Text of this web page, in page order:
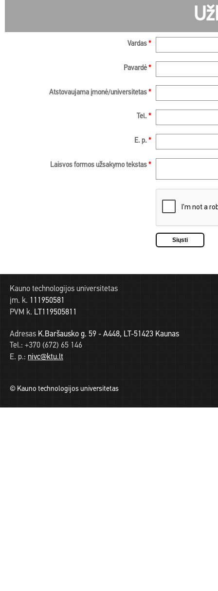
Vardas *
Pavardė *
Atstovaujama įmonė/universitetas *
Tel. *
E. p. *
Laisvos formos užsakymo tekstas *
Kauno technologijos universitetas
įm. k. 111950581
PVM k. LT119505811
Adresas K.Baršausko g. 59 - A448, LT-51423 Kaunas
Tel.: +370 (672) 65 146
E. p.: nivc@ktu.lt
© Kauno technologijos universitetas